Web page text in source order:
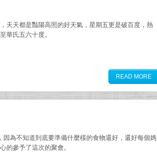
天天都是豔陽高照的好天氣，星期五更是破百度，熱
華氏五六十度。
READ MORE
為不知道到底要準備什麼樣的食物還好，還好每個媽
的參予了這次的聚會。